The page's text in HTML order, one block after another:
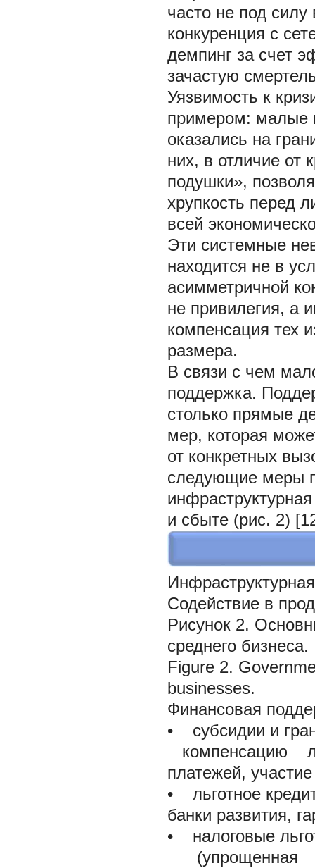
часто не под
конкуренция с
демпинг за счет
зачастую
Уязвимость к
примером: малые
оказались на
них, в отличие от
подушки»,
хрупкость перед
всей
Эти системные
находится не в
асимметричной
не привилегия, а
компенсация тех
размера.
В связи с чем
поддержка.
столько прямые
мер, которая
от конкретных
следующие меры
и сбыте (рис. 2)
Содействие в
Рисунок 2.
среднего бизнеса.
Figure 2.
businesses.
Финансовая
•
субсидии и
компенсацию
платежей,
•
льготное
банки развития,
•
налоговые
(упрощенная